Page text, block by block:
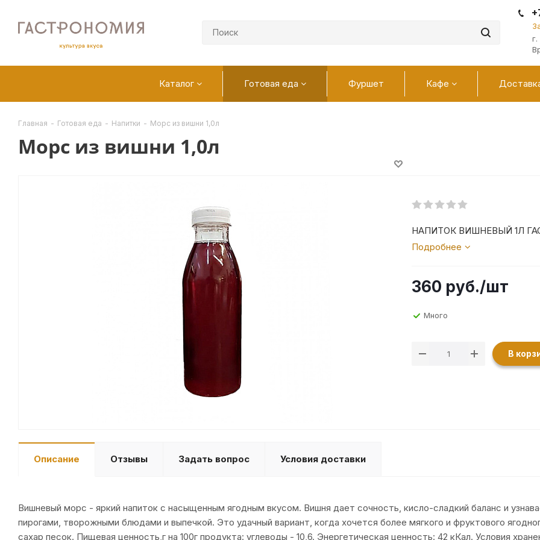
Каталог Готовая еда Фуршет Кафе
Главная - Готовая еда - Напитки - Морс из вишни 1,0л
Морс из вишни 1,0л
НАПИТОК ВИШНЕВЫЙ 1Л
Подробнее
360 руб./шт
Много
В
Описание Отзывы Задать вопрос Условия доставки
Вишневый морс - яркий напиток с насыщенным ягодным вкусом. Вишня дает сочность, кисло-сладкий баланс и
пирогами, творожными блюдами и выпечкой. Это удачный вариант, когда хочется более мягкого и фруктового
сахар песок. Пищевая ценность,г на 100г продукта: углеводы - 10,6. Энергетическая ценность: 42 кКал. Условия